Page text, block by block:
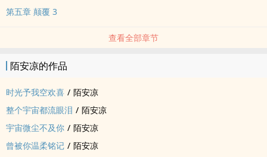
第五章 颠覆 3
查看全部章节
陌安凉的作品
时光予我空欢喜 / 陌安凉
整个宇宙都流眼泪 / 陌安凉
宇宙微尘不及你 / 陌安凉
曾被你温柔铭记 / 陌安凉